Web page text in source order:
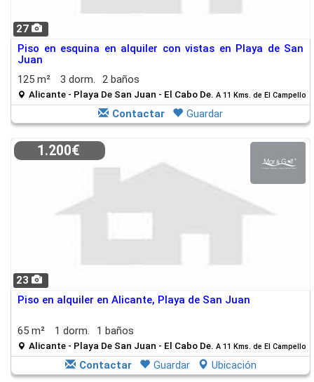
27
Piso en esquina en alquiler con vistas en Playa de San
Juan
125 m²
3 dorm. 2 baños
Alicante - Playa De San Juan - El Cabo De. A 11 Kms. de El Campello
Contactar Guardar
23
1.200€
Piso en alquiler en Alicante, Playa de San Juan
65 m² 1 dorm. 1 baños
Alicante - Playa De San Juan - El Cabo De. A 11 Kms. de El Campello
Contactar Guardar Ubicación